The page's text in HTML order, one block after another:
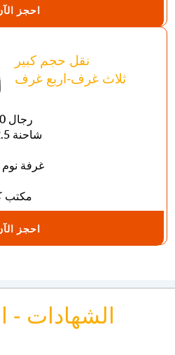
احجز
نقل حجم كبير
ثلاث غرف-اربع غرف
7-10 رجال
مكتب
احجز
الشهادات -